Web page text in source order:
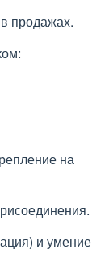
продажах.
на
и умение